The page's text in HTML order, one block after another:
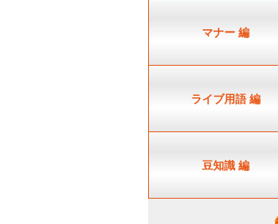
マナー 編
ライブ用語 編
豆知識 編